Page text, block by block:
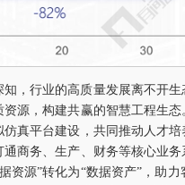
，行业的高质量发展离不开
源，构建共赢的智慧工程生
真平台建设，共同推动人才
商务、生产、财务等核心业
资源”转化为“数据资产”，助